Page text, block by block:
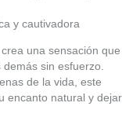
y cautivadora
una sensación que
sin esfuerzo.
de la vida, este
encanto natural y dejar